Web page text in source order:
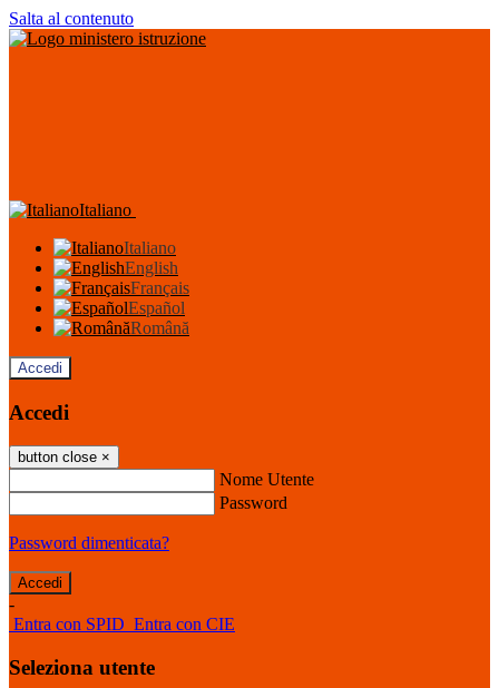
Salta al contenuto
Italiano
Italiano
English
Français
Español
Română
Accedi
Accedi
button close ×
Nome Utente
Password
Password dimenticata?
-
Entra con SPID Entra con CIE
Seleziona utente